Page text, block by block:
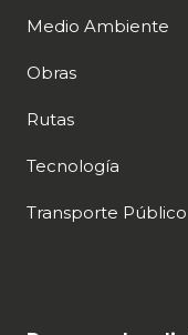
Medio Ambiente
Obras
Rutas
Tecnología
Transporte Público